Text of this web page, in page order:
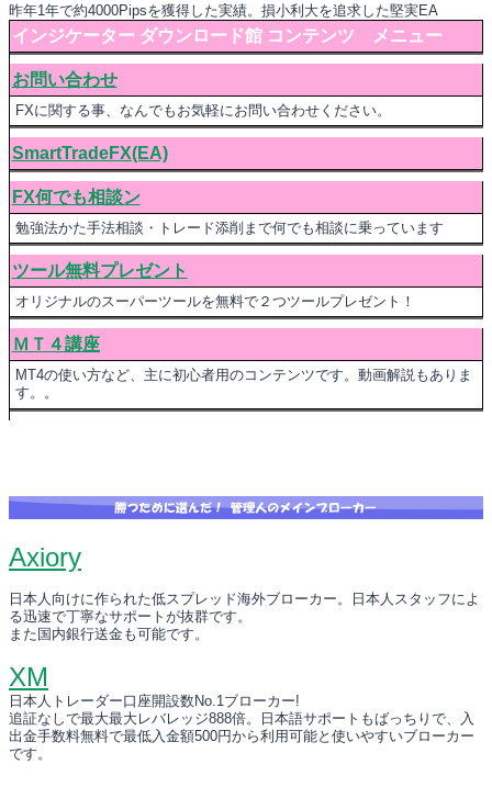
昨年1年で約4000Pipsを獲得した実績。損小利大を追求した堅実EA
インジケーター ダウンロード館 コンテンツ メニュー
お問い合わせ
FXに関する事、なんでもお気軽にお問い合わせください。
SmartTradeFX(EA)
FX何でも相談ン
勉強法かた手法相談・トレード添削まで何でも相談に乗っています
ツール無料プレゼント
オリジナルのスーパーツールを無料で２つツールプレゼント！
ＭＴ４講座
MT4の使い方など、主に初心者用のコンテンツです。動画解説もありま
す。。
Axiory
日本人向けに作られた低スプレッド海外ブローカー。日本人スタッフによ
る迅速で丁寧なサポートが抜群です。
また国内銀行送金も可能です。
XM
日本人トレーダー口座開設数No.1ブローカー!
追証なしで最大最大レバレッジ888倍。日本語サポートもばっちりで、入
出金手数料無料で最低入金額500円から利用可能と使いやすいブローカー
です。